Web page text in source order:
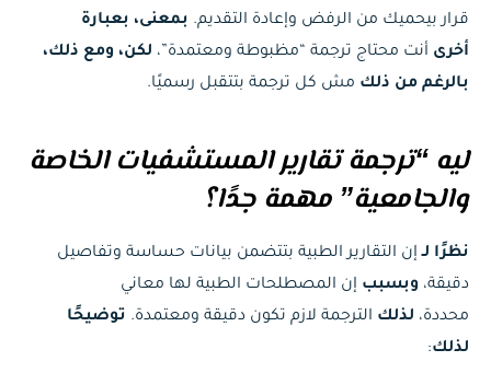
قرار بيحميك من الرفض وإعادة التقديم. بمعنى، بعبارة
أخرى أنت محتاج ترجمة “مظبوطة ومعتمدة”، لكن، ومع ذلك،
بالرغم من ذلك مش كل ترجمة بتتقبل رسميًا.
ليه “ترجمة تقارير المستشفيات الخاصة
والجامعية” مهمة جدًا؟
نظرًا لـإن التقارير الطبية بتتضمن بيانات حساسة وتفاصيل
دقيقة، وبسبب إن المصطلحات الطبية لها معاني
محددة، لذلك الترجمة لازم تكون دقيقة ومعتمدة. توضيحًا
لذلك: